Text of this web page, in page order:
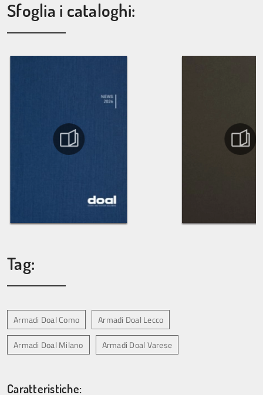
Sfoglia i cataloghi:
Tag:
Armadi Doal Como Armadi Doal Lecco
Armadi Doal Milano Armadi Doal Varese
Caratteristiche: